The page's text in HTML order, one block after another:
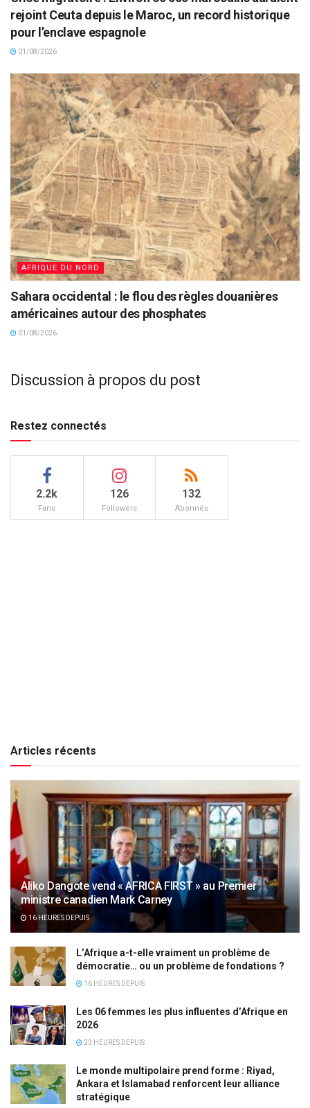
rejoint Ceuta depuis le Maroc, un record historique
pour l’enclave espagnole
01/08/2026
AFRIQUE DU NORD
Sahara occidental : le flou des règles douanières
américaines autour des phosphates
01/08/2026
Discussion à propos du post
Restez connectés
2.2k
Fans
126
Followers
132
Abonnés
Articles récents
Aliko Dangote vend « AFRICA FIRST » au Premier
ministre canadien Mark Carney
16 HEURES DEPUIS
L’Afrique a-t-elle vraiment un problème de
démocratie… ou un problème de fondations ?
16 HEURES DEPUIS
Les 06 femmes les plus influentes d’Afrique en
2026
23 HEURES DEPUIS
Le monde multipolaire prend forme : Riyad,
Ankara et Islamabad renforcent leur alliance
stratégique